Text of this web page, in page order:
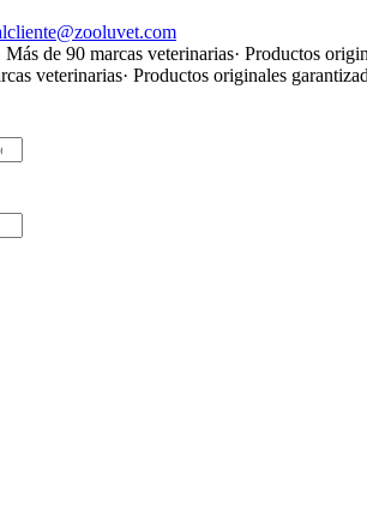
Más de 90 marcas veterinarias· Productos
veterinarias· Productos originales